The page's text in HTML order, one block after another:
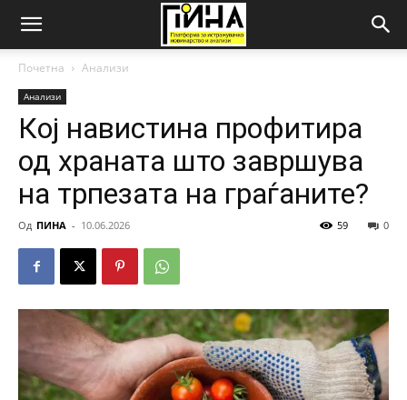
Почетна Анализи
Анализи
Кој навистина профитира
од храната што завршува
на трпезата на граѓаните?
Од ПИНА - 10.06.2026 0
59